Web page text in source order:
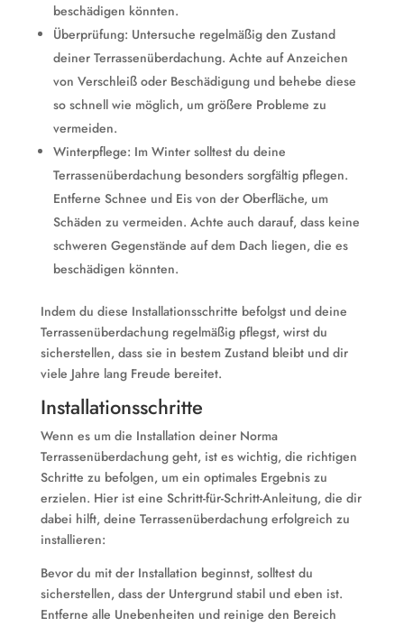
beschädigen könnten.
Überprüfung: Untersuche regelmäßig den Zustand
deiner Terrassenüberdachung. Achte auf Anzeichen
von Verschleiß oder Beschädigung und behebe diese
so schnell wie möglich, um größere Probleme zu
vermeiden.
Winterpflege: Im Winter solltest du deine
Terrassenüberdachung besonders sorgfältig pflegen.
Entferne Schnee und Eis von der Oberfläche, um
Schäden zu vermeiden. Achte auch darauf, dass keine
schweren Gegenstände auf dem Dach liegen, die es
beschädigen könnten.
Indem du diese Installationsschritte befolgst und deine
Terrassenüberdachung regelmäßig pflegst, wirst du
sicherstellen, dass sie in bestem Zustand bleibt und dir
viele Jahre lang Freude bereitet.
Installationsschritte
Wenn es um die Installation deiner Norma
Terrassenüberdachung geht, ist es wichtig, die richtigen
Schritte zu befolgen, um ein optimales Ergebnis zu
erzielen. Hier ist eine Schritt-für-Schritt-Anleitung, die dir
dabei hilft, deine Terrassenüberdachung erfolgreich zu
installieren:
Bevor du mit der Installation beginnst, solltest du
sicherstellen, dass der Untergrund stabil und eben ist.
Entferne alle Unebenheiten und reinige den Bereich